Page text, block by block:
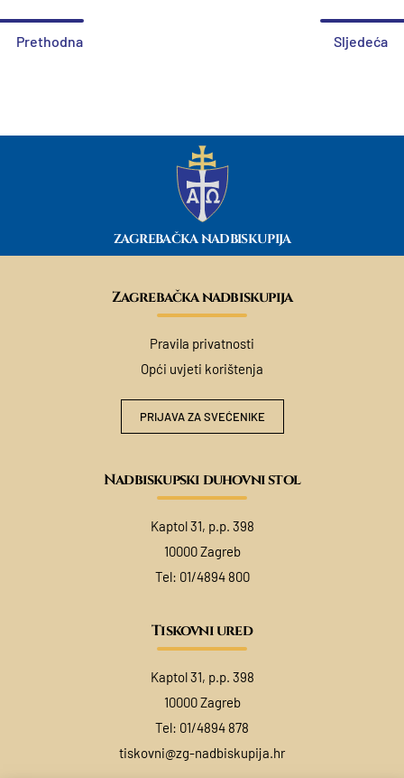
Prethodna Sljedeća
ZAGREBAČKA NADBISKUPIJA
Zagrebačka nadbiskupija
Pravila privatnosti
Opći uvjeti korištenja
PRIJAVA ZA SVEĆENIKE
Nadbiskupski duhovni stol
Kaptol 31, p.p. 398
10000 Zagreb
Tel: 01/4894 800
Tiskovni ured
Kaptol 31, p.p. 398
10000 Zagreb
Tel: 01/4894 878
tiskovni@zg-nadbiskupija.hr